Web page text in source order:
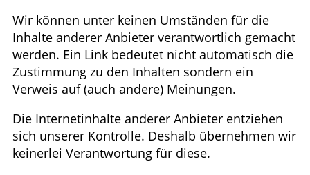
Wir können unter keinen Umständen für die
Inhalte anderer Anbieter verantwortlich gemacht
werden. Ein Link bedeutet nicht automatisch die
Zustimmung zu den Inhalten sondern ein
Verweis auf (auch andere) Meinungen.
Die Internetinhalte anderer Anbieter entziehen
sich unserer Kontrolle. Deshalb übernehmen wir
keinerlei Verantwortung für diese.